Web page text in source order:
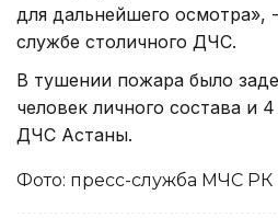
для дальнейшего осмотра»,
службе столичного ДЧС.
В тушении пожара было
человек личного состава и
ДЧС Астаны.
Фото: пресс-служба МЧС РК